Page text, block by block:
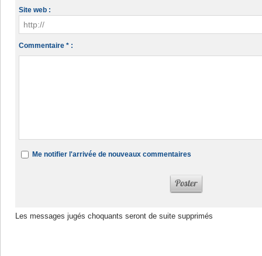
Site web :
Commentaire * :
Me notifier l'arrivée de nouveaux commentaires
Les messages jugés choquants seront de suite supprimés